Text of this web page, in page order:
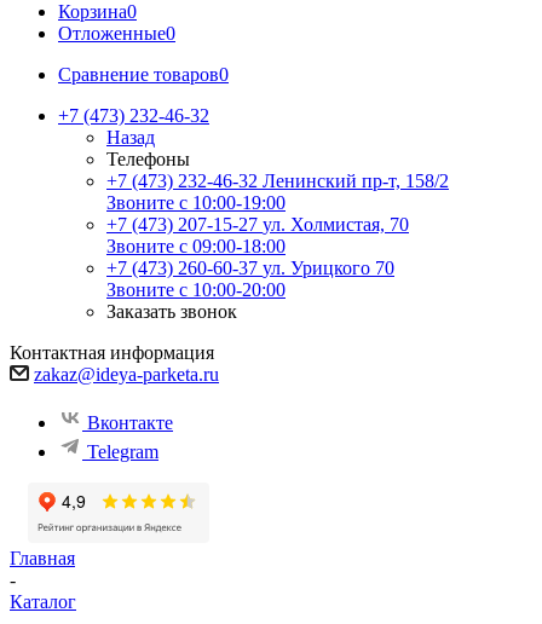
Корзина0
Отложенные0
Сравнение товаров0
+7 (473) 232-46-32
Назад
Телефоны
+7 (473) 232-46-32 Ленинский пр-т, 158/2
Звоните с 10:00-19:00
+7 (473) 207-15-27 ул. Холмистая, 70
Звоните с 09:00-18:00
+7 (473) 260-60-37 ул. Урицкого 70
Звоните с 10:00-20:00
Заказать звонок
Контактная информация
zakaz@ideya-parketa.ru
Вконтакте
Telegram
Главная
-
Каталог